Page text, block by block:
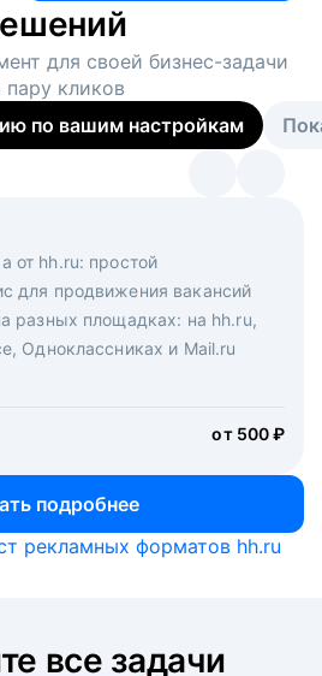
для своей бизнес-задачи
пару кликов
по вашим настройкам
от hh.ru: простой
для продвижения вакансий
разных площадках: на hh.ru,
Одноклассниках и Mail.ru
от 500 ₽
подробнее
вакансий на главной странице
откликов
Решите, сколько
нужно, и за дело возьмутся
и проектные менеджеры
digital-инструментов
рекламных форматов hh.ru